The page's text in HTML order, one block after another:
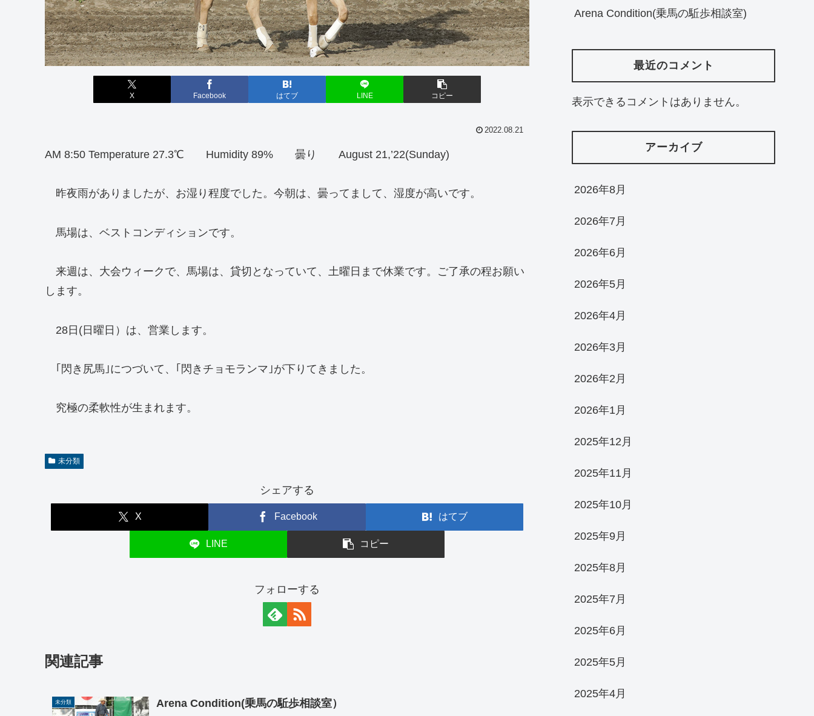
X Facebook はてブ LINE コピー
2022.08.21
AM 8:50 Temperature 27.3℃ Humidity 89% 曇り August 21,’22(Sunday)
昨夜雨がありましたが、お湿り程度でした。今朝は、曇ってまして、湿度が高いです。
馬場は、ベストコンディションです。
来週は、大会ウィークで、馬場は、貸切となっていて、土曜日まで休業です。ご了承の程お願い
します。
28日(日曜日）は、営業します。
｢閃き尻馬｣につづいて、｢閃きチョモランマ｣が下りてきました。
究極の柔軟性が生まれます。
未分類
シェアする
X Facebook はてブ
LINE コピー
フォローする
関連記事
未分類 Arena Condition(乗馬の駈歩相談室）
Arena Condition(乗馬の駈歩相談室)
最近のコメント
表示できるコメントはありません。
アーカイブ
2026年8月
2026年7月
2026年6月
2026年5月
2026年4月
2026年3月
2026年2月
2026年1月
2025年12月
2025年11月
2025年10月
2025年9月
2025年8月
2025年7月
2025年6月
2025年5月
2025年4月